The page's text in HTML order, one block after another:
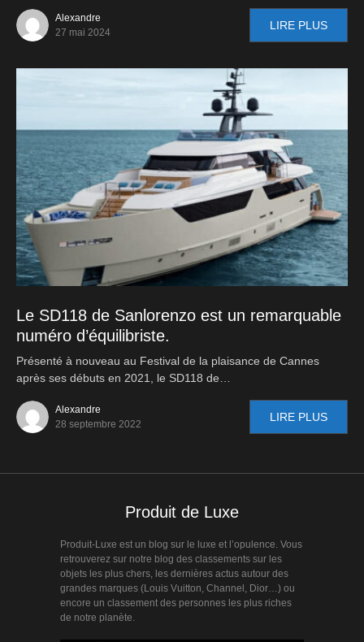
Alexandre
27 mai 2024
LIRE PLUS
Le SD118 de Sanlorenzo est un remarquable
numéro d’équilibriste.
Présenté à nouveau au Festival de la plaisance de Cannes
après ses débuts en 2021, le SD118 de…
Alexandre
28 septembre 2022
LIRE PLUS
Produit de Luxe
Produit-Luxe est un blog sur le luxe et l’opulence. Vous
retrouverez sur notre blog des classements sur les
objets les plus chers, les dernières actus autour des
grandes marques (Louis Vuitton, Channel, Dior…) ou
encore un classement des personnes les plus riches
de notre planète.